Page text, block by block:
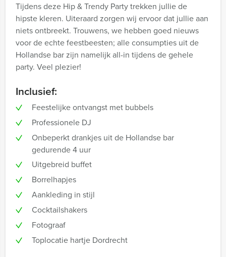
Tijdens deze Hip & Trendy Party trekken jullie de
hipste kleren. Uiteraard zorgen wij ervoor dat jullie aan
niets ontbreekt. Trouwens, we hebben goed nieuws
voor de echte feestbeesten; alle consumpties uit de
Hollandse bar zijn namelijk all-in tijdens de gehele
party. Veel plezier!
Inclusief:
Feestelijke ontvangst met bubbels
Professionele DJ
Onbeperkt drankjes uit de Hollandse bar
gedurende 4 uur
Uitgebreid buffet
Borrelhapjes
Aankleding in stijl
Cocktailshakers
Fotograaf
Toplocatie hartje Dordrecht